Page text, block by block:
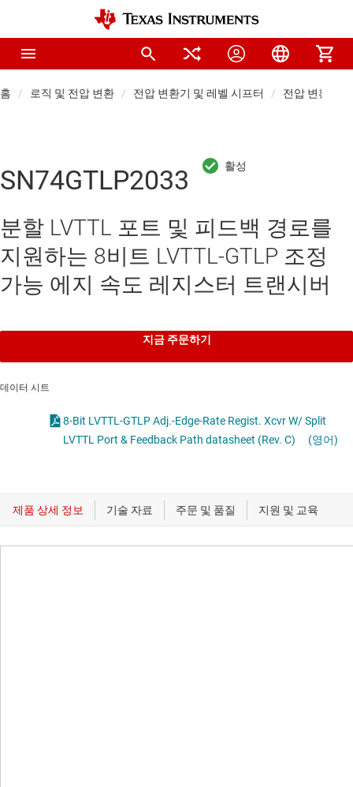
홈 로직 및 전압 변환 전압 변환기 및 레벨 시프터 전압 변환기
SN74GTLP2033
분할 LVTTL 포트 및 피드백 경로를
지원하는 8비트 LVTTL-GTLP 조정
가능 에지 속도 레지스터 트랜시버
지금 주문하기
데이터 시트
8-Bit LVTTL-GTLP Adj.-Edge-Rate Regist. Xcvr W/ Split
LVTTL Port & Feedback Path datasheet (Rev. C)
(영어)